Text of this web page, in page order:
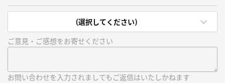
(選択してください)
ご意見・ご感想をお寄せください
お問い合わせを入力されましてもご返信はいたしかねます